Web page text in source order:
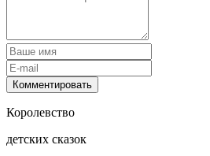
Комментировать
Королевство
детских сказок